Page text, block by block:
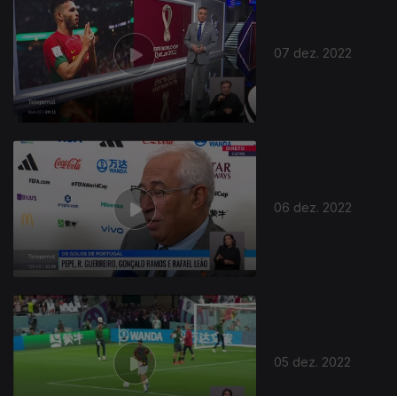
07 dez. 2022
06 dez. 2022
05 dez. 2022